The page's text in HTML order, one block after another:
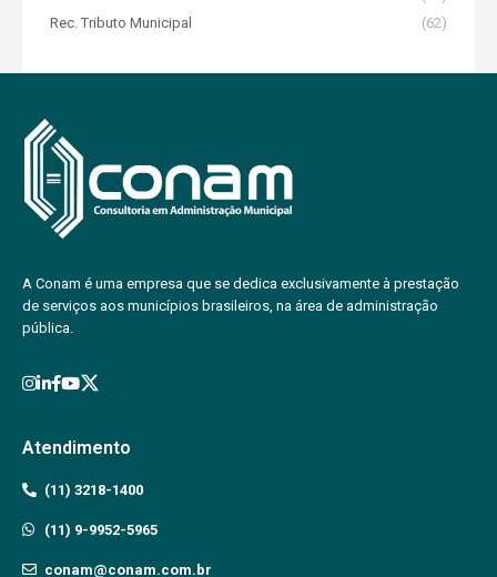
Rec. Tributo Municipal
(62)
A Conam é uma empresa que se dedica exclusivamente à prestação
de serviços aos municípios brasileiros, na área de administração
pública.
Atendimento
(11) 3218-1400
(11) 9-9952-5965
conam@conam.com.br